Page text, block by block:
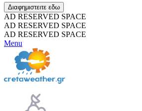
Διαφημιστειτε εδω
AD RESERVED SPACE
AD RESERVED SPACE
AD RESERVED SPACE
Menu